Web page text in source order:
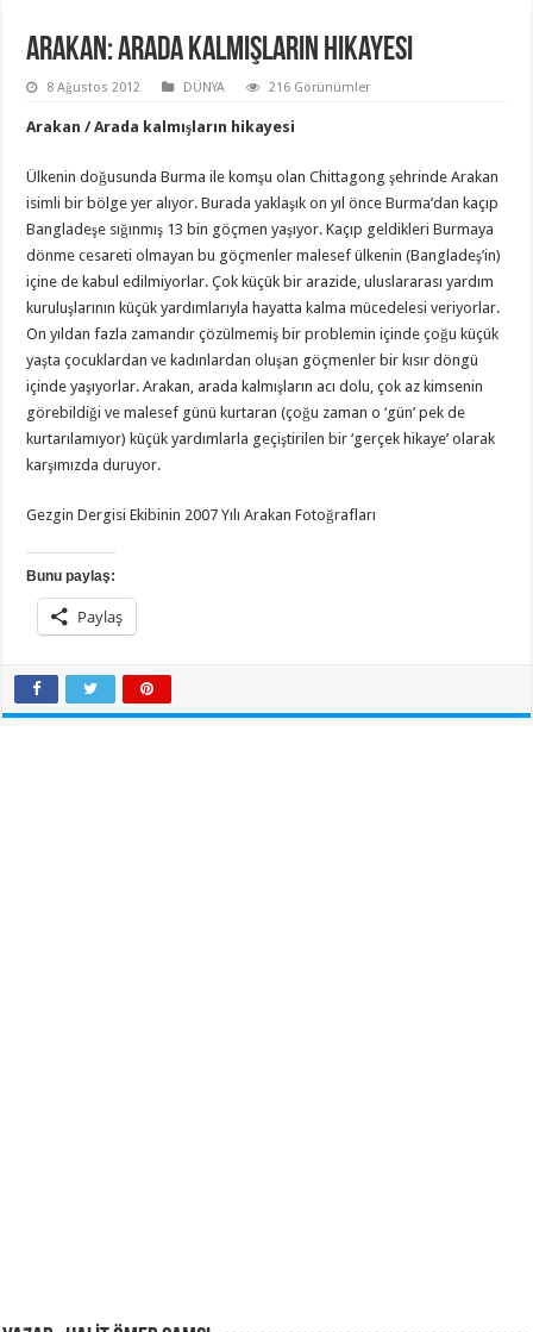
Arakan: Arada Kalmışların Hikayesi
8 Ağustos 2012 DÜNYA 216 Görünümler
Arakan / Arada kalmışların hikayesi
Ülkenin doğusunda Burma ile komşu olan Chittagong şehrinde Arakan
isimli bir bölge yer alıyor. Burada yaklaşık on yıl önce Burma’dan kaçıp
Bangladeşe sığınmış 13 bin göçmen yaşıyor. Kaçıp geldikleri Burmaya
dönme cesareti olmayan bu göçmenler malesef ülkenin (Bangladeş’in)
içine de kabul edilmiyorlar. Çok küçük bir arazide, uluslararası yardım
kuruluşlarının küçük yardımlarıyla hayatta kalma mücedelesi veriyorlar.
On yıldan fazla zamandır çözülmemiş bir problemin içinde çoğu küçük
yaşta çocuklardan ve kadınlardan oluşan göçmenler bir kısır döngü
içinde yaşıyorlar. Arakan, arada kalmışların acı dolu, çok az kimsenin
görebildiği ve malesef günü kurtaran (çoğu zaman o ‘gün’ pek de
kurtarılamıyor) küçük yardımlarla geçiştirilen bir ‘gerçek hikaye’ olarak
karşımızda duruyor.
Gezgin Dergisi Ekibinin 2007 Yılı Arakan Fotoğrafları
Bunu paylaş:
Paylaş